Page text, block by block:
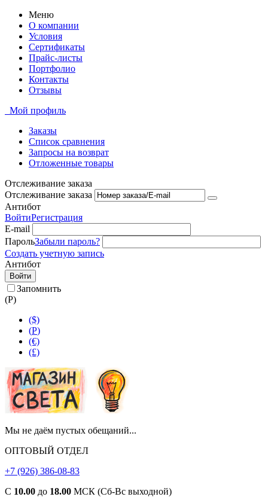
Меню
О компании
Условия
Сертификаты
Прайс-листы
Портфолио
Контакты
Отзывы
Мой профиль
Заказы
Список сравнения
Запросы на возврат
Отложенные товары
Отслеживание заказа
Отслеживание заказа
Антибот
ВойтиРегистрация
E-mail
ПарольЗабыли пароль?
Создать учетную запись
Антибот
Войти
Запомнить
(Р)
($)
(Р)
(€)
(£)
Мы не даём пустых обещаний...
ОПТОВЫЙ ОТДЕЛ
+7 (926) 386-08-83
С 10.00 до 18.00 МСК (Сб-Вс выходной)